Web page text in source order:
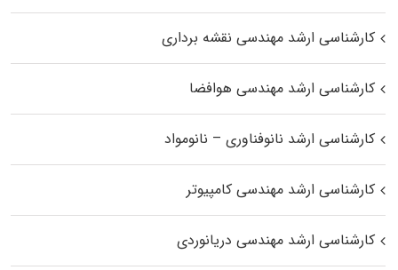
کارشناسی ارشد مهندسی نقشه برداری
کارشناسی ارشد مهندسی هوافضا
کارشناسی ارشد نانوفناوری – نانومواد
کارشناسی ارشد مهندسی کامپیوتر
کارشناسی ارشد مهندسی دریانوردی